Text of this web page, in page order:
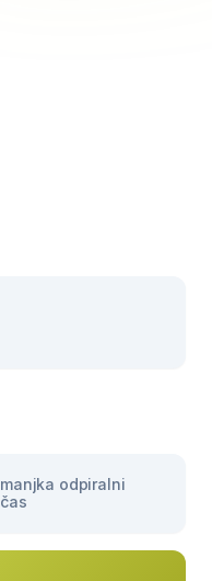
manjka odpiralni
čas